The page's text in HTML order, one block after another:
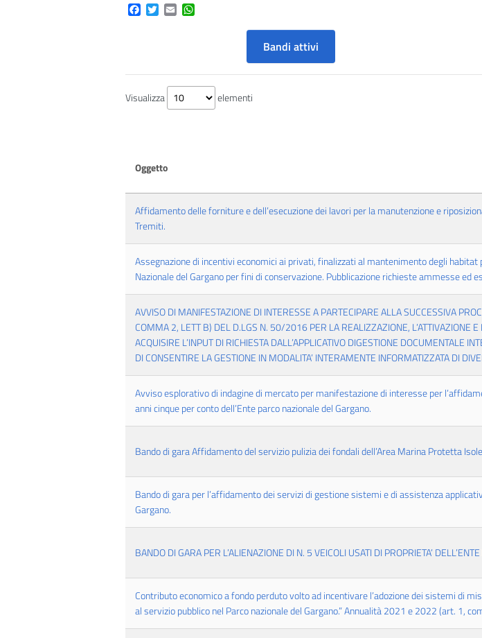
Facebook
Twitter
Email
Bandi attivi
Visualizza
elementi
Oggetto
Affidamento delle forniture e dell’esecuzione dei lavori per la manutenzione e
Tremiti.
Assegnazione di incentivi economici ai privati, finalizzati al mantenimento degli habitat
Nazionale del Gargano per fini di conservazione. Pubblicazione richieste ammesse ed
AVVISO DI MANIFESTAZIONE DI INTERESSE A PARTECIPARE ALLA SUCCESSIVA
COMMA 2, LETT B) DEL D.LGS N. 50/2016 PER LA REALIZZAZIONE, L’ATTIVAZIONE
ACQUISIRE L’INPUT DI RICHIESTA DALL’APPLICATIVO DIGESTIONE DOCUMENTALE
DI CONSENTIRE LA GESTIONE IN MODALITA’ INTERAMENTE INFORMATIZZATA DI
Avviso esplorativo di indagine di mercato per manifestazione di interesse per
anni cinque per conto dell’Ente parco nazionale del Gargano.
Bando di gara Affidamento del servizio pulizia dei fondali dell’Area Marina Protetta
Bando di gara per l’affidamento dei servizi di gestione sistemi e di assistenza
Gargano.
BANDO DI GARA PER L’ALIENAZIONE DI N. 5 VEICOLI USATI DI PROPRIETA’
Contributo economico a fondo perduto volto ad incentivare l’adozione dei sistemi di
al servizio pubblico nel Parco nazionale del Gargano.” Annualità 2021 e 2022 (art. 1,